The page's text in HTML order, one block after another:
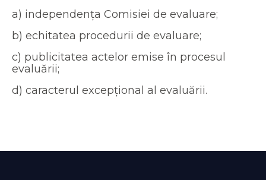
a) independența Comisiei de evaluare;
b) echitatea procedurii de evaluare;
c) publicitatea actelor emise în procesul
evaluării;
d) caracterul excepțional al evaluării.